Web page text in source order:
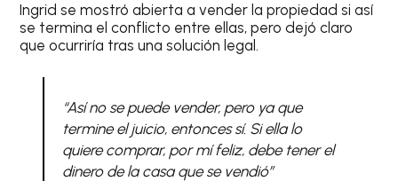
Ingrid se mostró abierta a vender la propiedad si así
se termina el conflicto entre ellas, pero dejó claro
que ocurriría tras una solución legal.
“Así no se puede vender, pero ya que
termine el juicio, entonces sí. Si ella lo
quiere comprar, por mí feliz, debe tener el
dinero de la casa que se vendió”